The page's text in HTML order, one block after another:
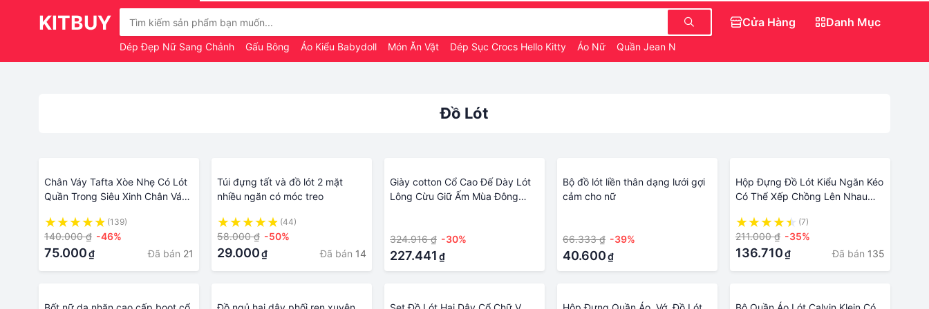
KITBUY
Dép Đẹp Nữ Sang Chảnh Gấu Bông Áo Kiểu Babydoll Món Ăn Vặt Dép Sục Crocs Hello Kitty Áo Nữ Quần Jean Nữ Ngắn
Cửa Hàng Danh Mục
Đồ Lót
Chân Váy Tafta Xòe Nhẹ Có Lót
Quần Trong Siêu Xinh Chân Váy
11
(139)
140.000 ₫ -46%
75.000₫ Đã bán 21
Túi đựng tất và đồ lót 2 mặt
nhiều ngăn có móc treo
(44)
58.000 ₫ -50%
29.000₫ Đã bán 14
Giày cotton Cổ Cao Đế Dày Lót
Lông Cừu Giữ Ấm Mùa Đông
324.916 ₫ -30%
227.441 ₫
Bộ đồ lót liền thân dạng lưới gợi
cảm cho nữ
66.333 ₫ -39%
40.600₫
Hộp Đựng Đồ Lót Kiểu Ngăn Kéo
Có Thể Xếp Chồng Lên Nhau
Đựng Quần Áo Lót Ngăn Ô Ba
Trong Một Hộp Sắp Xếp J
(7)
211.000 ₫ -35%
136.710₫ Đã bán 135